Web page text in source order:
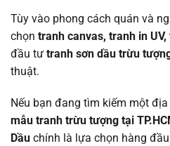
Tùy vào phong cách quán và
chọn tranh canvas, tranh in
đầu tư tranh sơn dầu trừu
thuật.
Nếu bạn đang tìm kiếm một
mẫu tranh trừu tượng tại
Dầu chính là lựa chọn hàng